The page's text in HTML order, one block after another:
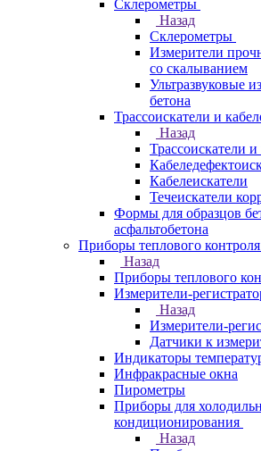
Склерометры
Назад
Склерометры
Измерители
со скалыванием
Ультразвуковые
бетона
Трассоискатели и
Назад
Трассоискатели и
Кабелеискатели
Течеискатели
Формы для образцов
асфальтобетона
Приборы теплового контроля
Назад
Приборы теплового
Измерители-
Назад
Измерители-
Датчики к
Индикаторы
Инфракрасные окна
Пирометры
Приборы для
кондиционирования
Назад